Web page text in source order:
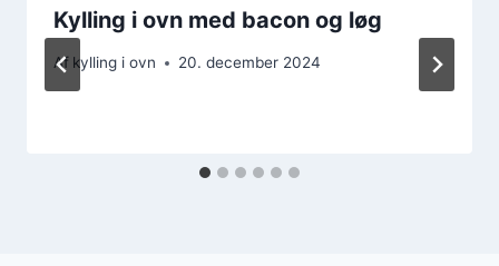
Kylling i ovn med bacon og løg
Af kylling i ovn 20. december 2024